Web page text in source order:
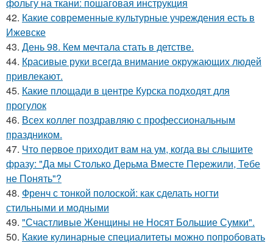
фольгу на ткани: пошаговая инструкция
42. Какие современные культурные учреждения есть в
Ижевске
43. День 98. Кем мечтала стать в детстве.
44. Красивые руки всегда внимание окружающих людей
привлекают.
45. Какие площади в центре Курска подходят для
прогулок
46. Всех коллег поздравляю с профессиональным
праздником.
47. Что первое приходит вам на ум, когда вы слышите
фразу: "Да мы Столько Дерьма Вместе Пережили, Тебе
не Понять"?
48. Френч с тонкой полоской: как сделать ногти
стильными и модными
49. "Счастливые Женщины не Носят Большие Сумки".
50. Какие кулинарные специалитеты можно попробовать